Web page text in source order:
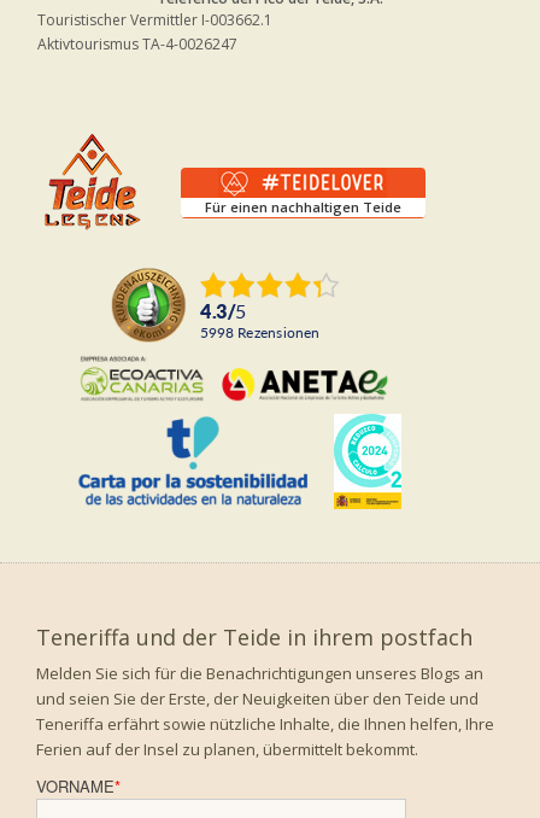
Touristischer Vermittler I-003662.1
Aktivtourismus TA-4-0026247
Für einen nachhaltigen Teide
4.3/5
5998 Rezensionen
Teneriffa und der Teide in ihrem postfach
Melden Sie sich für die Benachrichtigungen unseres Blogs an
und seien Sie der Erste, der Neuigkeiten über den Teide und
Teneriffa erfährt sowie nützliche Inhalte, die Ihnen helfen, Ihre
Ferien auf der Insel zu planen, übermittelt bekommt.
VORNAME*